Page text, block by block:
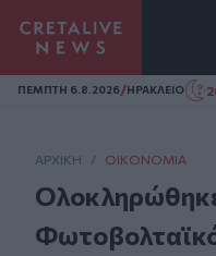
Homepage
ΠΕΜΠΤΗ 6.8.2026/ΗΡΑΚΛΕΙΟ
ΑΡΧΙΚΗ / ΟΙΚΟΝΟΜΊΑ